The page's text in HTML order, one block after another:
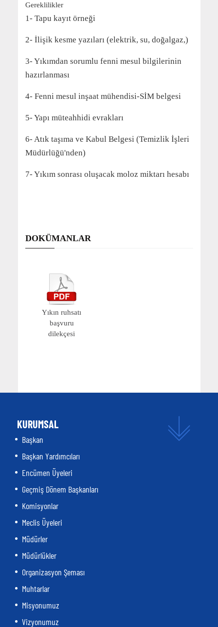
Gereklilikler
1- Tapu kayıt örneği
2- İlişik kesme yazıları (elektrik, su, doğalgaz,)
3- Yıkımdan sorumlu fenni mesul bilgilerinin
hazırlanması
4- Fenni mesul inşaat mühendisi-SİM belgesi
5- Yapı müteahhidi evrakları
6- Atık taşıma ve Kabul Belgesi (Temizlik İşleri
Müdürlüğü'nden)
7- Yıkım sonrası oluşacak moloz miktarı hesabı
DOKÜMANLAR
Yıkın ruhsatı
başvuru
dilekçesi
KURUMSAL
Başkan
Başkan Yardımcıları
Encümen Üyeleri
Geçmiş Dönem Başkanları
Komisyonlar
Meclis Üyeleri
Müdürler
Müdürlükler
Organizasyon Şeması
Muhtarlar
Misyonumuz
Vizyonumuz